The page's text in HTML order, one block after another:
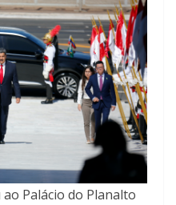
Palácio do Planalto